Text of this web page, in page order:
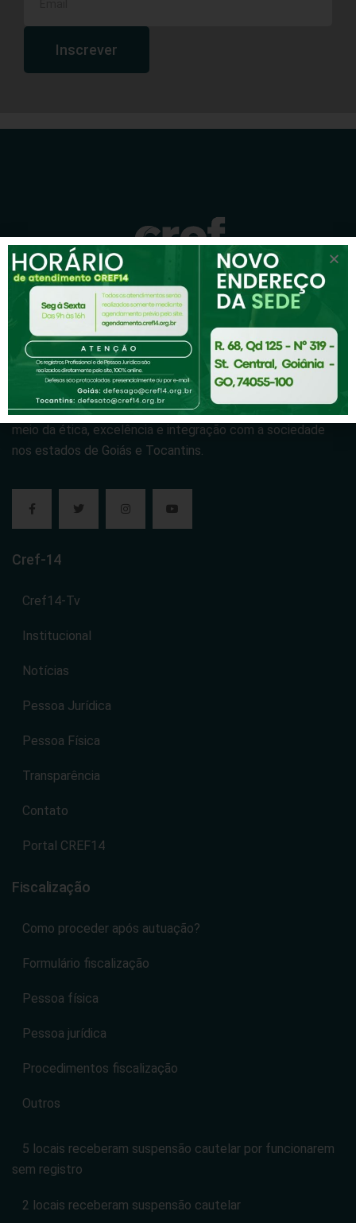
Inscrever
A missão do CREF14/GO-TO é normatizar, habilitar,
fiscalizar e desenvolver a Educação Física nos pilares da
saúde e educação, valorizando o exercício profissional por
meio da ética, excelência e integração com a sociedade
nos estados de Goiás e Tocantins.
Cref-14
Cref14-Tv
Institucional
Notícias
Pessoa Jurídica
Pessoa Física
Transparência
Contato
Portal CREF14
Fiscalização
Como proceder após autuação?
Formulário fiscalização
Pessoa física
Pessoa jurídica
Procedimentos fiscalização
Outros
5 locais receberam suspensão cautelar por funcionarem
sem registro
2 locais receberam suspensão cautelar